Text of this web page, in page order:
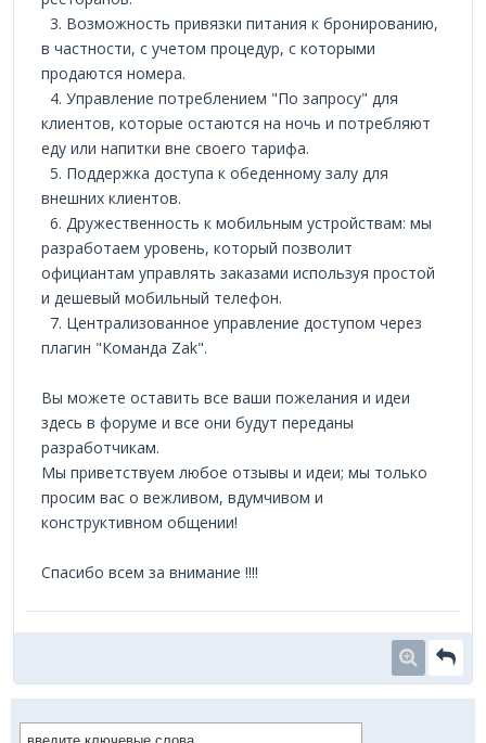
3. Возможность привязки питания к бронированию,
в частности, с учетом процедур, с которыми
продаются номера.
4. Управление потреблением "По запросу" для
клиентов, которые остаются на ночь и потребляют
еду или напитки вне своего тарифа.
5. Поддержка доступа к обеденному залу для
внешних клиентов.
6. Дружественность к мобильным устройствам: мы
разработаем уровень, который позволит
официантам управлять заказами используя простой
и дешевый мобильный телефон.
7. Централизованное управление доступом через
плагин "Команда Zak".
Вы можете оставить все ваши пожелания и идеи
здесь в форуме и все они будут переданы
разработчикам.
Мы приветствуем любое отзывы и идеи; мы только
просим вас о вежливом, вдумчивом и
конструктивном общении!
Спасибо всем за внимание !!!!